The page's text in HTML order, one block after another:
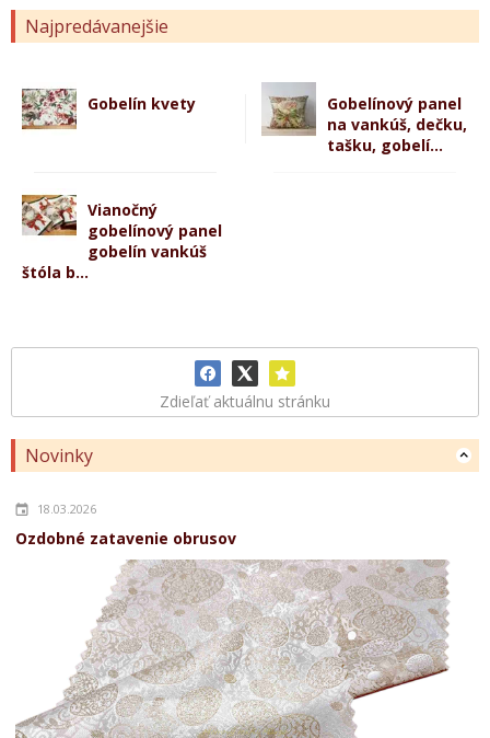
Najpredávanejšie
Gobelín kvety
Gobelínový panel
na vankúš, dečku,
tašku, gobelí...
Vianočný
gobelínový panel
gobelín vankúš
štóla b...
Zdieľať aktuálnu stránku
Novinky
18.03.2026
Ozdobné zatavenie obrusov